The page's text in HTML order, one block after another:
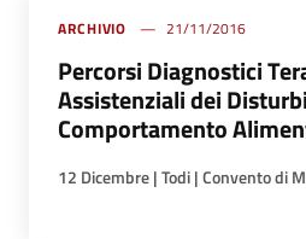
ARCHIVIO 21/11/2016
Percorsi Diagnostici
Assistenziali dei
Comportamento
12 Dicembre |Todi|Convento di